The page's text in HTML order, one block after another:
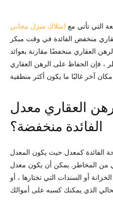
التي تأتي مع امتلاك منزل مجاني
منخفض الفائدة في وقت مبكر
العقاري منخفضًا مقارنة بعوائد
، فإن الحفاظ على الرهن العقاري
العقاري معدل
الفائدة منخفضة؟
الفائدة كمعدل حيث يكون المعدل
من المخاطر. يمكن أن يكون معدل
أو السندات التي تختارها ، أو